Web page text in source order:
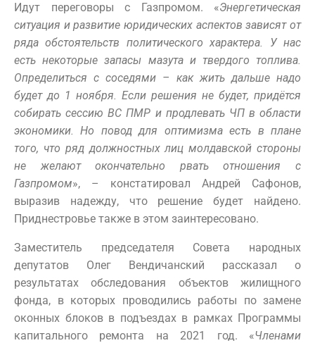
Идут переговоры с Газпромом. «Энергетическая
ситуация и развитие юридических аспектов зависят от
ряда обстоятельств политического характера. У нас
есть некоторые запасы мазута и твердого топлива.
Определиться с соседями – как жить дальше надо
будет до 1 ноября. Если решения не будет, придётся
собирать сессию ВС ПМР и продлевать ЧП в области
экономики. Но повод для оптимизма есть в плане
того, что ряд должностных лиц молдавской стороны
не желают окончательно рвать отношения с
Газпромом», – констатировал Андрей Сафонов,
выразив надежду, что решение будет найдено.
Приднестровье также в этом заинтересовано.
Заместитель председателя Совета народных
депутатов Олег Вендичанский рассказал о
результатах обследования объектов жилищного
фонда, в которых проводились работы по замене
оконных блоков в подъездах в рамках Программы
капитального ремонта на 2021 год. «Членами